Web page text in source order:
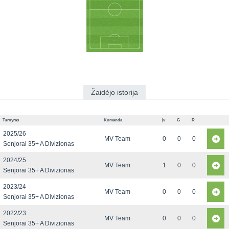
Žaidėjo istorija
Turnyras Komanda Įv G R
2025/26
Senjorai 35+ A Divizionas
MV Team 0 0 0
2024/25
Senjorai 35+ A Divizionas
MV Team 1 0 0
2023/24
Senjorai 35+ A Divizionas
MV Team 0 0 0
2022/23
Senjorai 35+ A Divizionas
MV Team 0 0 0